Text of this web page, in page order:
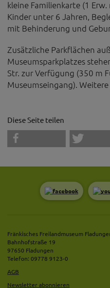
kleine Familienkarte (1
Kinder unter 6 Jahren,
mit Behinderung und
Zusätzliche Parkflächen
Museumsparkplatzes
Str. zur Verfügung (350 m
Museumseingang). Weitere
Diese Seite teilen
Fränkisches Freilandmuseum
Bahnhofstraße 19
97650 Fladungen
Telefon: 09778 9123-0
AGB
Newsletter abonnieren